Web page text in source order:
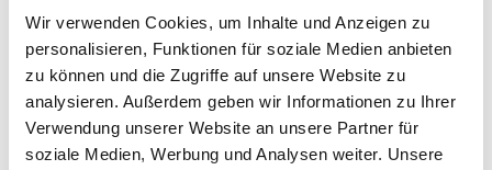
Wir verwenden Cookies, um Inhalte und Anzeigen zu
personalisieren, Funktionen für soziale Medien anbieten
zu können und die Zugriffe auf unsere Website zu
analysieren. Außerdem geben wir Informationen zu Ihrer
Verwendung unserer Website an unsere Partner für
soziale Medien, Werbung und Analysen weiter. Unsere
regular karaoke
bar? This is the
event for you –
let’s perform in a
VERANSTALTER:IN
AHA-Berlin e. V.